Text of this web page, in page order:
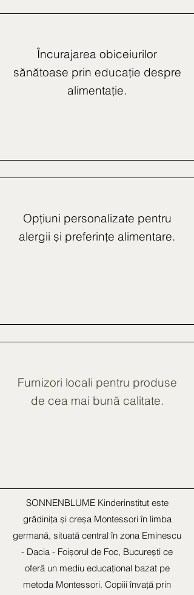
Încurajarea obiceiurilor
sănătoase prin educație despre
alimentație.
Opțiuni personalizate pentru
alergii și preferințe alimentare.
Furnizori locali pentru produse
de cea mai bună calitate.
SONNENBLUME Kinderinstitut este
grădinița și creșa Montessori în limba
germană, situată central în zona Eminescu
- Dacia - Foișorul de Foc, București ce
oferă un mediu educațional bazat pe
metoda Montessori. Copiii învață prin